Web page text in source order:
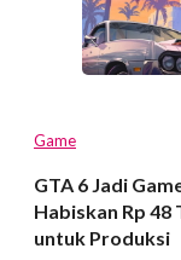
Game
GTA 6 Jadi
Habiskan Rp 48
untuk Produksi